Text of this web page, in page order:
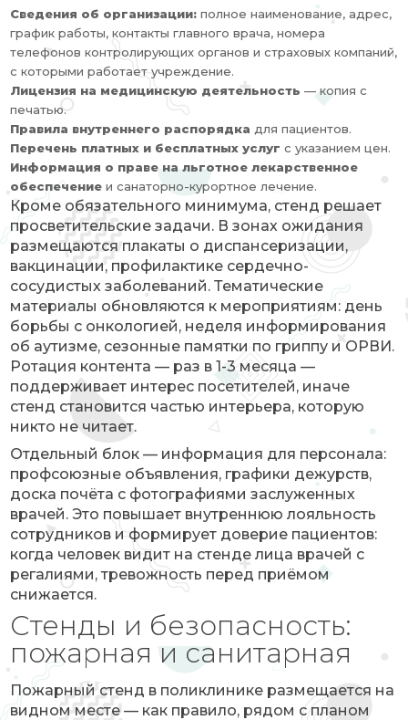
Сведения об организации: полное наименование, адрес,
график работы, контакты главного врача, номера
телефонов контролирующих органов и страховых компаний,
с которыми работает учреждение.
Лицензия на медицинскую деятельность — копия с
печатью.
Правила внутреннего распорядка для пациентов.
Перечень платных и бесплатных услуг с указанием цен.
Информация о праве на льготное лекарственное
обеспечение и санаторно-курортное лечение.
Кроме обязательного минимума, стенд решает
просветительские задачи. В зонах ожидания
размещаются плакаты о диспансеризации,
вакцинации, профилактике сердечно-
сосудистых заболеваний. Тематические
материалы обновляются к мероприятиям: день
борьбы с онкологией, неделя информирования
об аутизме, сезонные памятки по гриппу и ОРВИ.
Ротация контента — раз в 1-3 месяца —
поддерживает интерес посетителей, иначе
стенд становится частью интерьера, которую
никто не читает.
Отдельный блок — информация для персонала:
профсоюзные объявления, графики дежурств,
доска почёта с фотографиями заслуженных
врачей. Это повышает внутреннюю лояльность
сотрудников и формирует доверие пациентов:
когда человек видит на стенде лица врачей с
регалиями, тревожность перед приёмом
снижается.
Стенды и безопасность:
пожарная и санитарная
Пожарный стенд в поликлинике размещается на
видном месте — как правило, рядом с планом